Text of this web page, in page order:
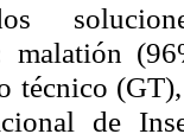
malatión
técnico
de